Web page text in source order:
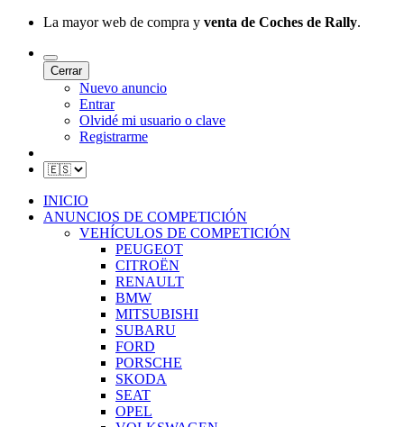
La mayor web de compra y venta de Coches de Rally.
Cerrar
Nuevo anuncio
Entrar
Olvidé mi usuario o clave
Registrarme
INICIO
ANUNCIOS DE COMPETICIÓN
VEHÍCULOS DE COMPETICIÓN
PEUGEOT
CITROËN
RENAULT
BMW
MITSUBISHI
SUBARU
FORD
PORSCHE
SKODA
SEAT
OPEL